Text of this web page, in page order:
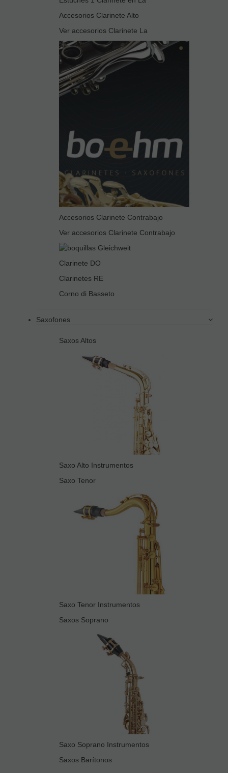
Accesorios Clarinete Alto
Ver accesorios Clarinete La
Accesorios Clarinete Contrabajo
Ver accesorios Clarinete Contrabajo
Clarinete DO
Clarinetes RE
Corno di Basseto
Saxofones
Saxos Altos
Saxo Alto Instrumentos
Saxo Tenor
Saxo Tenor Instrumentos
Saxos Soprano
Saxo Soprano Instrumentos
Saxos Barítonos